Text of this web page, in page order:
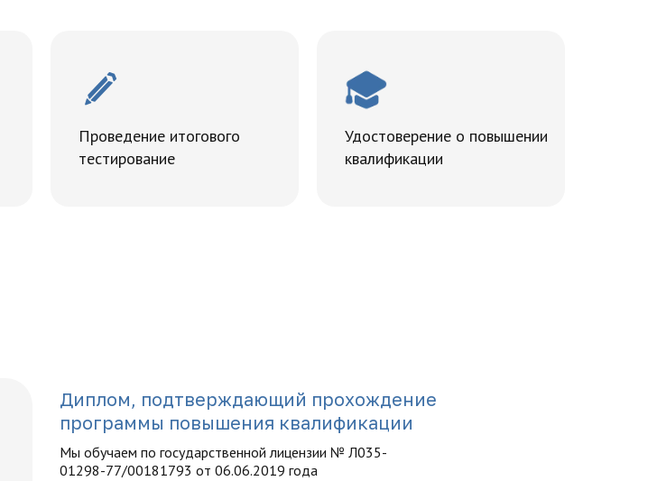
Проведение итогового
тестирование
Удостоверение о повышении
квалификации
Мы обучаем по государственной лицензии № Л035-
01298-77/00181793 от 06.06.2019 года
Диплом, подтверждающий прохождение
программы повышения квалификации